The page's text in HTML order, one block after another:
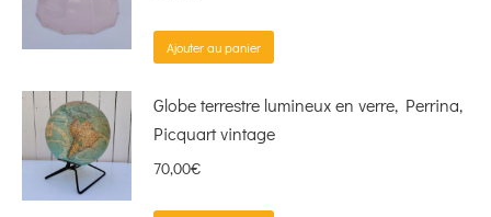
Ajouter au panier
Globe terrestre lumineux en verre, Perrina,
Picquart vintage
70,00€